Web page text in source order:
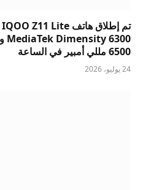
6500 مللي أمبير في الساعة
24 يوليو، 2026